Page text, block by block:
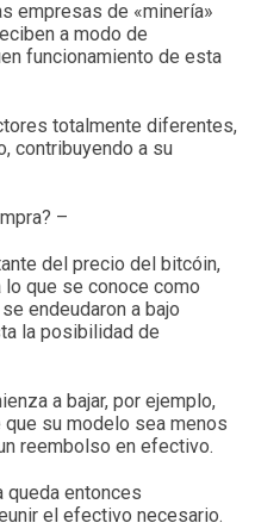
empresas de «minería»
a modo de
funcionamiento de esta
totalmente diferentes,
contribuyendo a su
–
del precio del bitcóin,
que se conoce como
endeudaron a bajo
la posibilidad de
a bajar, por ejemplo,
su modelo sea menos
reembolso en efectivo.
queda entonces
el efectivo necesario.